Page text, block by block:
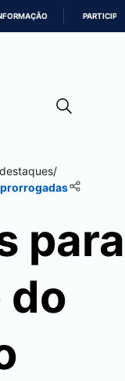
PARTICIPE
/
para
do